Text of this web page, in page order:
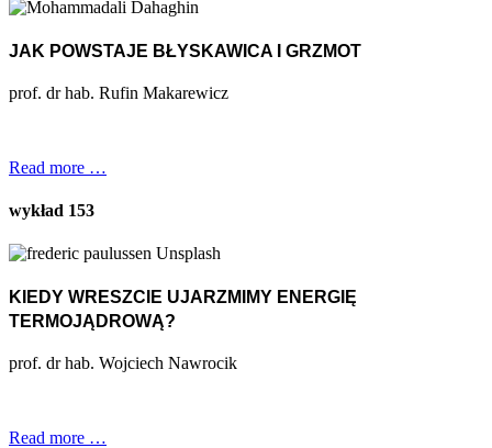
JAK POWSTAJE BŁYSKAWICA I GRZMOT
prof. dr hab. Rufin Makarewicz
Read more …
wykład 153
KIEDY WRESZCIE UJARZMIMY ENERGIĘ
TERMOJĄDROWĄ?
prof. dr hab. Wojciech Nawrocik
Read more …